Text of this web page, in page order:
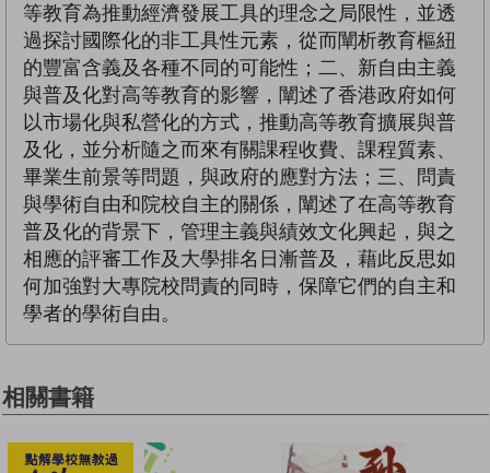
等教育為推動經濟發展工具的理念之局限性，並透
過探討國際化的非工具性元素，從而闡析教育樞紐
的豐富含義及各種不同的可能性；二、新自由主義
與普及化對高等教育的影響，闡述了香港政府如何
以市場化與私營化的方式，推動高等教育擴展與普
及化，並分析隨之而來有關課程收費、課程質素、
畢業生前景等問題，與政府的應對方法；三、問責
與學術自由和院校自主的關係，闡述了在高等教育
普及化的背景下，管理主義與績效文化興起，與之
相應的評審工作及大學排名日漸普及，藉此反思如
何加強對大專院校問責的同時，保障它們的自主和
學者的學術自由。
相關書籍